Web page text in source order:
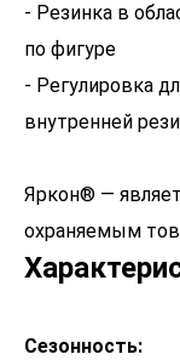
- Резинка в
по фигуре
- Регулировка
внутренней
Яркон® —
охраняемым
Сезонность: